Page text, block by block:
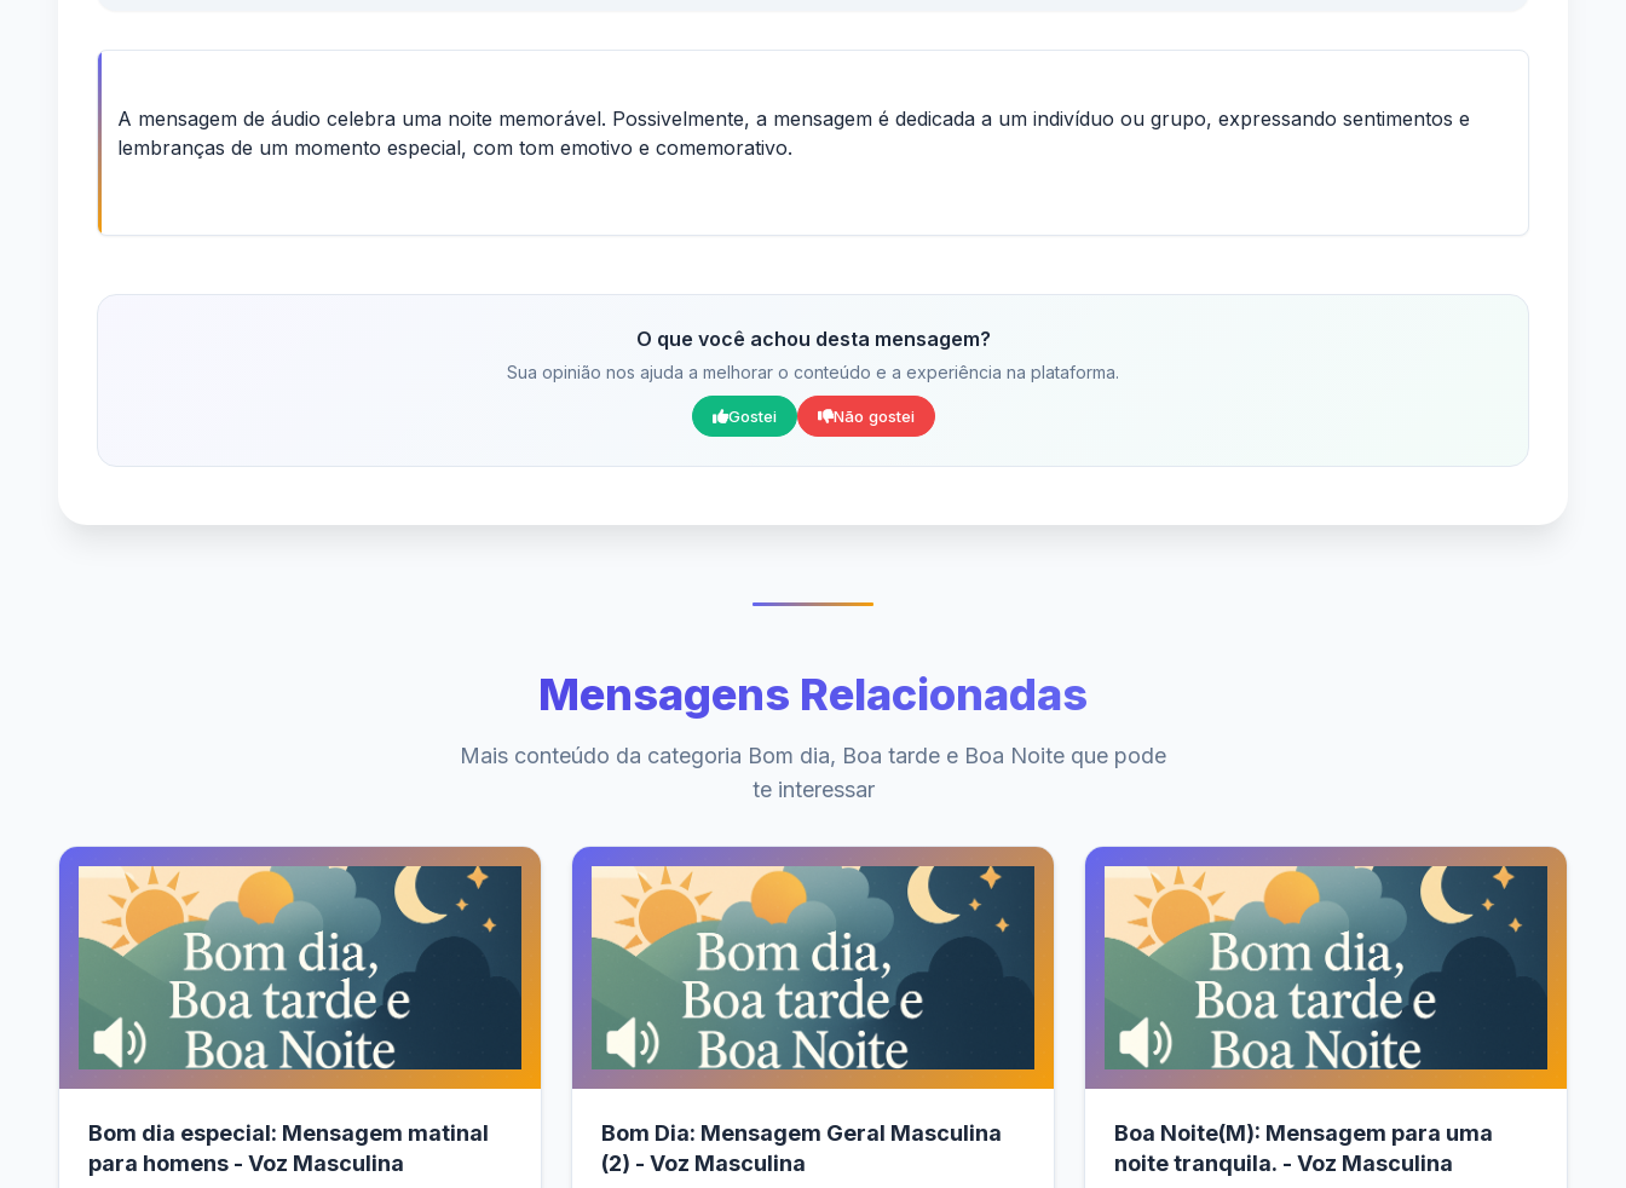
A mensagem de áudio celebra uma noite memorável. Possivelmente, a mensagem é dedicada a um indivíduo ou grupo, expressando sentimentos e
lembranças de um momento especial, com tom emotivo e comemorativo.
O que você achou desta mensagem?
Sua opinião nos ajuda a melhorar o conteúdo e a experiência na plataforma.
Gostei Não gostei
Mensagens Relacionadas
Mais conteúdo da categoria Bom dia, Boa tarde e Boa Noite que pode
te interessar
Bom dia especial: Mensagem matinal
para homens - Voz Masculina
Bom Dia: Mensagem Geral Masculina
(2) - Voz Masculina
Boa Noite(M): Mensagem para uma
noite tranquila. - Voz Masculina